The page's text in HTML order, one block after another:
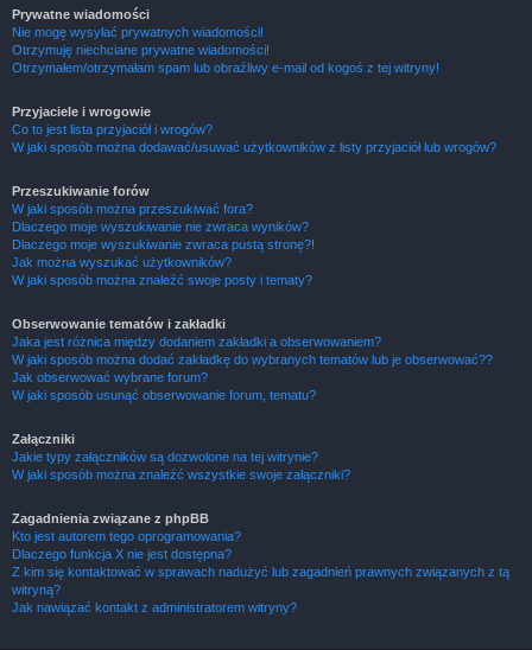
Prywatne wiadomości
Nie mogę wysyłać prywatnych wiadomości!
Otrzymuję niechciane prywatne wiadomości!
Otrzymałem/otrzymałam spam lub obraźliwy e-mail od kogoś z tej witryny!
Przyjaciele i wrogowie
Co to jest lista przyjaciół i wrogów?
W jaki sposób można dodawać/usuwać użytkowników z listy przyjaciół lub wrogów?
Przeszukiwanie forów
W jaki sposób można przeszukiwać fora?
Dlaczego moje wyszukiwanie nie zwraca wyników?
Dlaczego moje wyszukiwanie zwraca pustą stronę?!
Jak można wyszukać użytkowników?
W jaki sposób można znaleźć swoje posty i tematy?
Obserwowanie tematów i zakładki
Jaka jest różnica między dodaniem zakładki a obserwowaniem?
W jaki sposób można dodać zakładkę do wybranych tematów lub je obserwować??
Jak obserwować wybrane forum?
W jaki sposób usunąć obserwowanie forum, tematu?
Załączniki
Jakie typy załączników są dozwolone na tej witrynie?
W jaki sposób można znaleźć wszystkie swoje załączniki?
Zagadnienia związane z phpBB
Kto jest autorem tego oprogramowania?
Dlaczego funkcja X nie jest dostępna?
Z kim się kontaktować w sprawach nadużyć lub zagadnień prawnych związanych z tą
witryną?
Jak nawiązać kontakt z administratorem witryny?